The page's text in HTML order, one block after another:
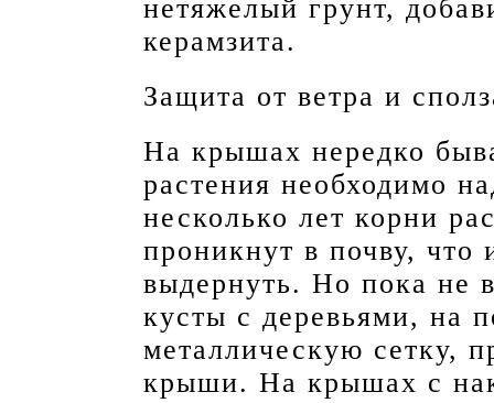
нетяжелый грунт,
керамзита.
Защита от ветра и
На крышах нередко
растения необходимо
несколько лет корни
проникнут в почву, что
выдернуть. Но пока не
кусты с деревьями, на
металлическую сетку,
крыши. На крышах с